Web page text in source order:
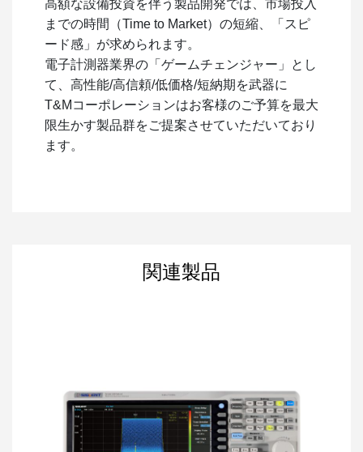
高額な設備投資を伴う製品開発では、市場投入
までの時間（Time to Market）の短縮、「スピ
ード感」が求められます。
電子計測器業界の「ゲームチェンジャー」とし
て、高性能/高信頼/低価格/短納期を武器に
T&Mコーポレーションはお客様のご予算を最大
限生かす製品群をご提案させていただいており
ます。
関連製品